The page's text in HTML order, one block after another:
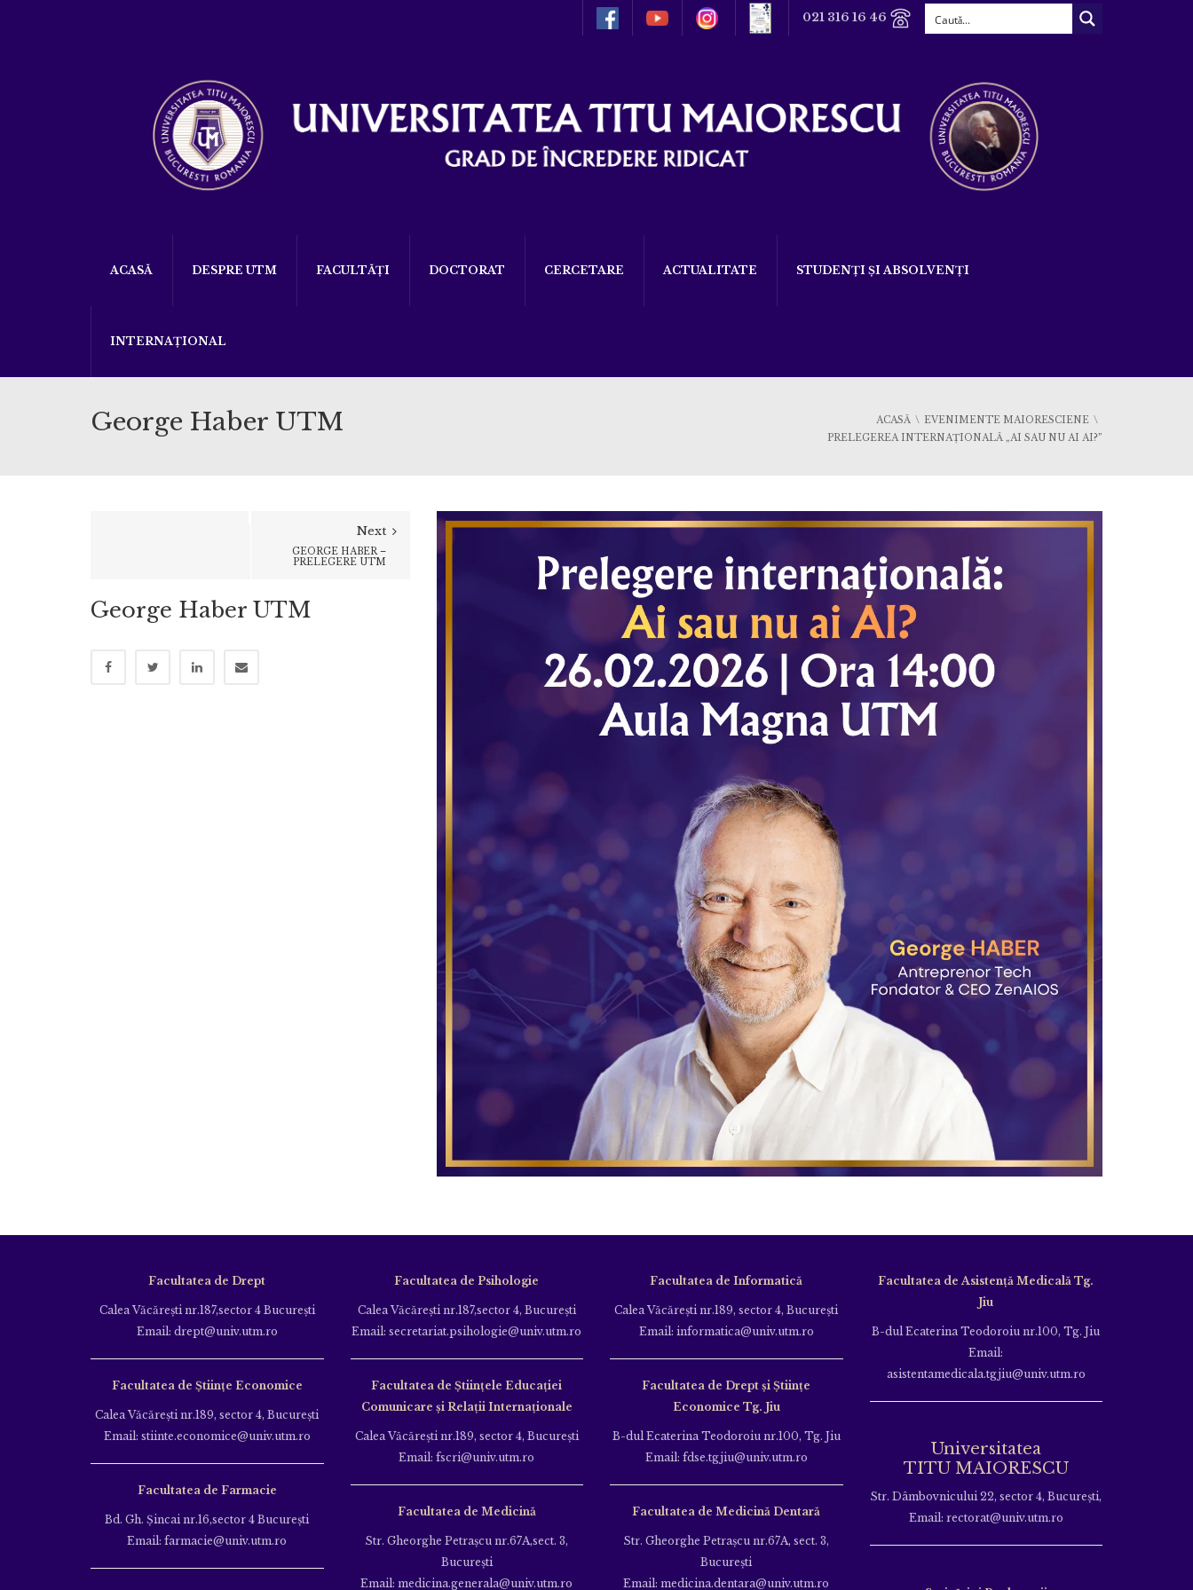
021 316 16 46
ACASĂ DESPRE UTM FACULTĂȚI DOCTORAT CERCETARE ACTUALITATE STUDENȚI ȘI ABSOLVENȚI
INTERNAȚIONAL
George Haber UTM ACASĂ
EVENIMENTE MAIORESCIENE
PRELEGEREA INTERNAȚIONALĂ „AI SAU NU AI AI?”
Next
GEORGE HABER –
PRELEGERE UTM
George Haber UTM
Facultatea de Drept
Calea Văcăreşti nr.187,sector 4 Bucureşti
Email: drept@univ.utm.ro
Facultatea de Științe Economice
Calea Văcăreşti nr.189, sector 4, Bucureşti
Email: stiinte.economice@univ.utm.ro
Facultatea de Farmacie
Bd. Gh. Şincai nr.16,sector 4 Bucureşti
Email: farmacie@univ.utm.ro
Facultatea de Psihologie
Calea Văcăreşti nr.187,sector 4, Bucureşti
Email: secretariat.psihologie@univ.utm.ro
Facultatea de Ştiinţele Educației
Comunicare și Relații Internaționale
Calea Văcăreşti nr.189, sector 4, Bucureşti
Email: fscri@univ.utm.ro
Facultatea de Medicină
Str. Gheorghe Petraşcu nr.67A,sect. 3,
Bucureşti
Email: medicina.generala@univ.utm.ro
Facultatea de Informatică
Calea Văcăreşti nr.189, sector 4, Bucureşti
Email: informatica@univ.utm.ro
Facultatea de Drept și Științe
Economice Tg. Jiu
B-dul Ecaterina Teodoroiu nr.100, Tg. Jiu
Email: fdse.tgjiu@univ.utm.ro
Facultatea de Medicină Dentară
Str. Gheorghe Petraşcu nr.67A, sect. 3,
Bucureşti
Email: medicina.dentara@univ.utm.ro
Facultatea de Asistență Medicală Tg.
Jiu
B-dul Ecaterina Teodoroiu nr.100, Tg. Jiu
Email:
asistentamedicala.tgjiu@univ.utm.ro
Universitatea
TITU MAIORESCU
Str. Dâmbovnicului 22, sector 4, București,
Email: rectorat@univ.utm.ro